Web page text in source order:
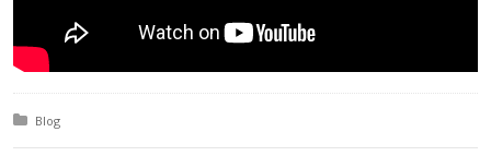
Posted in:
Blog